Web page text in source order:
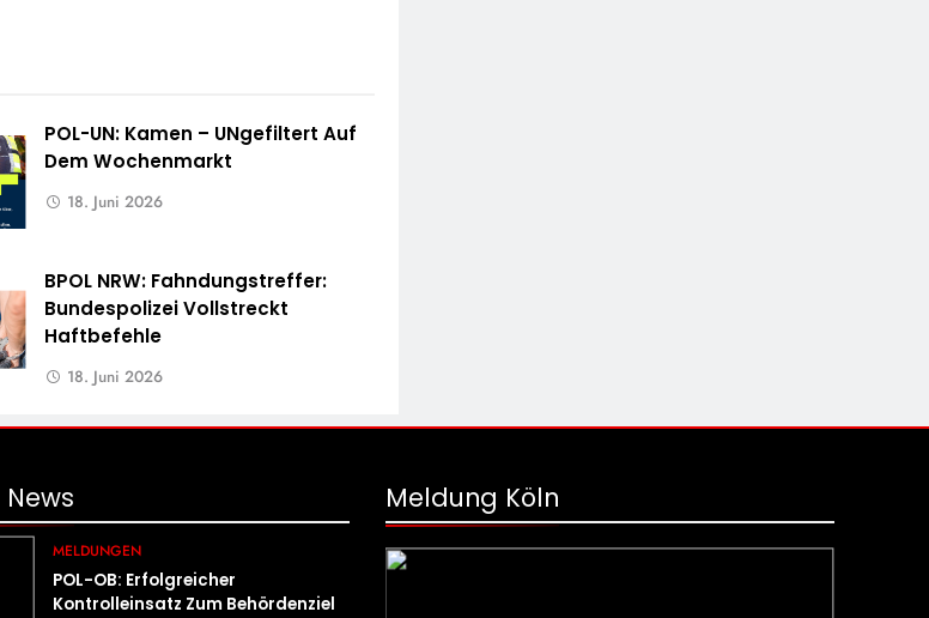
POL-UN: Kamen – UNgefiltert Auf
Dem Wochenmarkt
18. Juni 2026
BPOL NRW: Fahndungstreffer:
Bundespolizei Vollstreckt
Haftbefehle
18. Juni 2026
News
MELDUNGEN
POL-OB: Erfolgreicher
Kontrolleinsatz Zum Behördenziel
Meldung Köln